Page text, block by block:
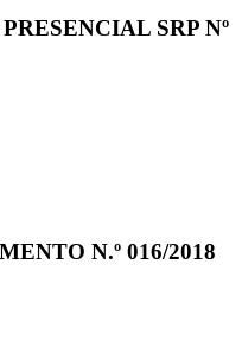
SRP Nº
N.º 016/2018